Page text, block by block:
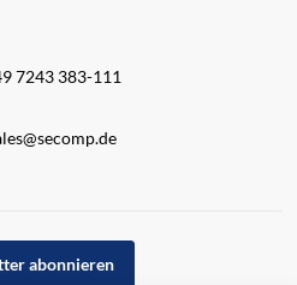
7243 383-111
abonnieren